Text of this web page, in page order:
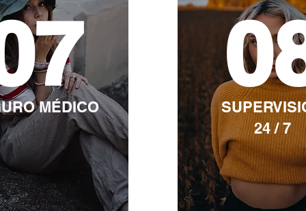
MÉDICO
24 / 7